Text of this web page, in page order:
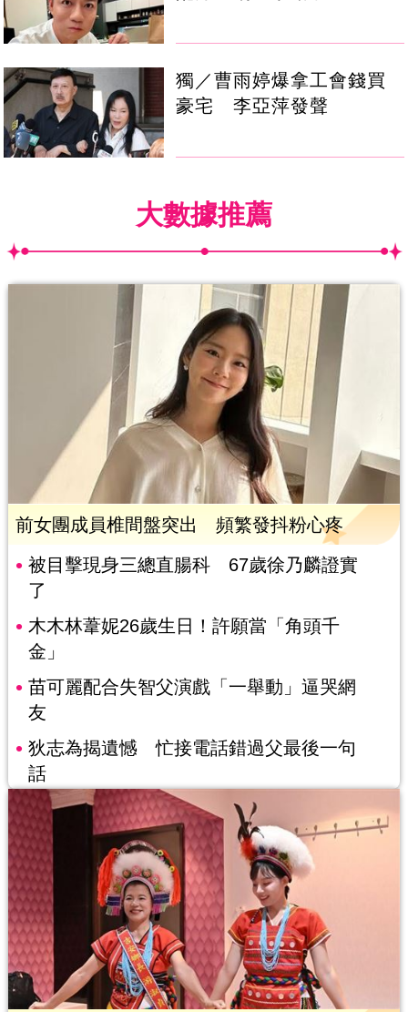
獨／曹雨婷爆拿工會錢買
豪宅 李亞萍發聲
大數據推薦
前女團成員椎間盤突出 頻繁發抖粉心疼
被目擊現身三總直腸科 67歲徐乃麟證實
了
木木林葦妮26歲生日！許願當「角頭千
金」
苗可麗配合失智父演戲「一舉動」逼哭網
友
狄志為揭遺憾 忙接電話錯過父最後一句
話